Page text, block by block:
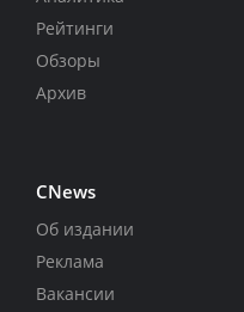
Рейтинги
Обзоры
Архив
CNews
Об издании
Реклама
Вакансии